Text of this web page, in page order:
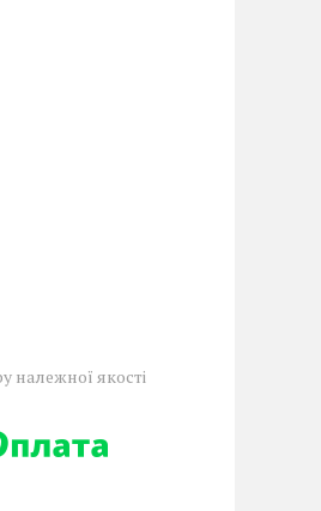
належної якості